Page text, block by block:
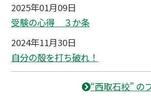
2025年01月09日
受験の心得 ３か条
2024年11月30日
自分の殻を打ち破れ！
“西取石校” の